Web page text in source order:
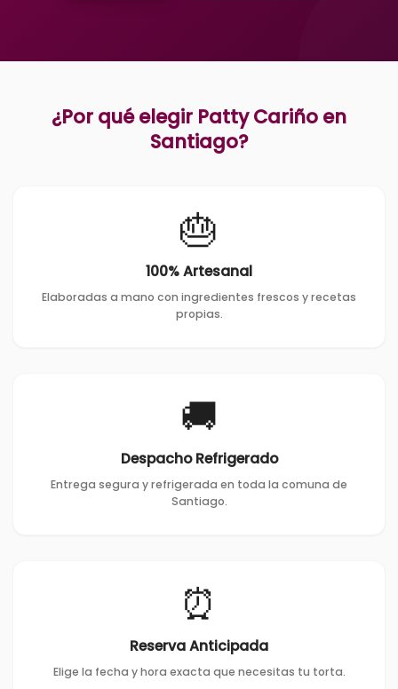
¿Por qué elegir Patty Cariño en
Santiago?
🎂
100% Artesanal
Elaboradas a mano con ingredientes frescos y recetas
propias.
🚚
Despacho Refrigerado
Entrega segura y refrigerada en toda la comuna de
Santiago.
⏰
Reserva Anticipada
Elige la fecha y hora exacta que necesitas tu torta.